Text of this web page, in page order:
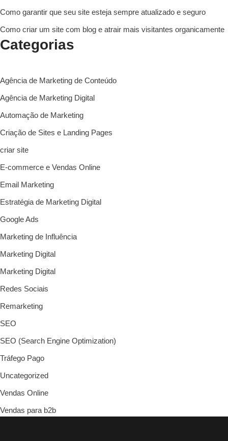
Como garantir que seu site esteja sempre atualizado e seguro
Como criar um site com blog e atrair mais visitantes organicamente
Categorias
Agência de Marketing de Conteúdo
Agência de Marketing Digital
Automação de Marketing
Criação de Sites e Landing Pages
criar site
E-commerce e Vendas Online
Email Marketing
Estratégia de Marketing Digital
Google Ads
Marketing de Influência
Marketing Digital
Marketing Digital
Redes Sociais
Remarketing
SEO
SEO (Search Engine Optimization)
Tráfego Pago
Uncategorized
Vendas Online
Vendas para b2b